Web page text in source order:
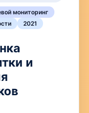
мониторинг
2021
и